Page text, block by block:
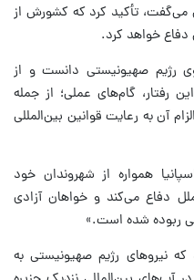
تأکید کرد که کشورش از
خواهد کرد.
رژیم صهیونیستی دانست و از
رفتار، گام‌های عملی؛ از جمله
آن به رعایت قوانین بین‌المللی
همواره از شهروندان خود
دفاع می‌کند و خواهان آزادی
ربوده شده است.»
نیروهای رژیم صهیونیستی به